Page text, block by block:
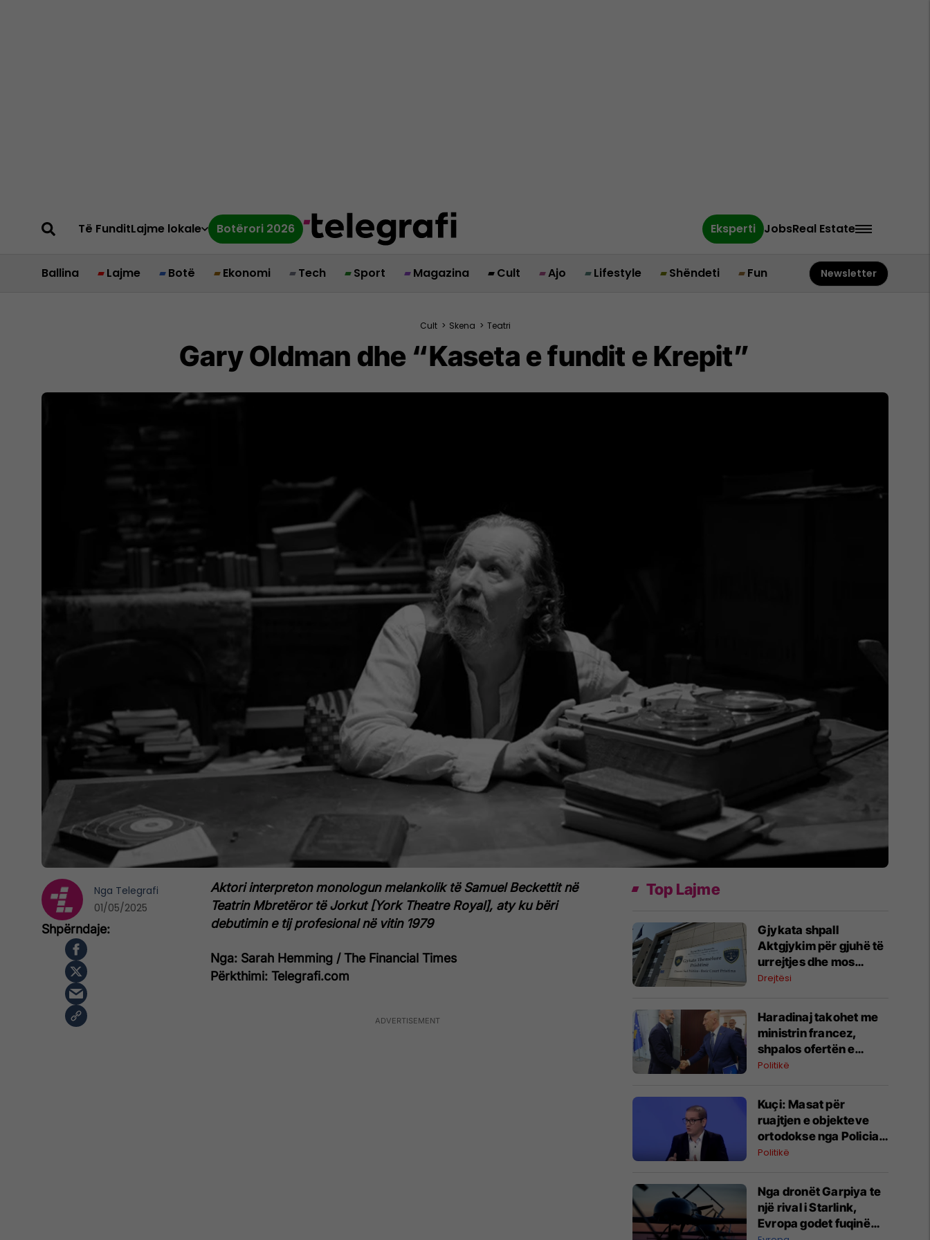
Të FunditLajme lokale Botërori 2026 Eksperti JobsReal Estate
Ballina Lajme Botë Ekonomi Tech Sport Magazina Cult Ajo Lifestyle Shëndeti Fun Newsletter
Cult > Skena > Teatri
Gary Oldman dhe “Kaseta e fundit e Krepit”
Aktori interpreton monologun melankolik të Samuel Beckettit në
Teatrin Mbretëror të Jorkut [York Theatre Royal], aty ku bëri
debutimin e tij profesional në vitin 1979
Nga: Sarah Hemming / The Financial Times
Përkthimi: Telegrafi.com
Nga Telegrafi
01/05/2025
Top Lajme
Gjykata shpall
Aktgjykim për gjuhë të
urrejtjes dhe mos
durim të grupeve
Drejtësi
Haradinaj takohet me
ministrin francez,
shpalos ofertën e
Aleancës për krijimin e
Politikë
Kuçi: Masat për
ruajtjen e objekteve
ortodokse nga Policia e
Kosovës propaganda
"persekutim"
Politikë
Nga dronët Garpiya te
një rival i Starlink,
Evropa godet fuqinë